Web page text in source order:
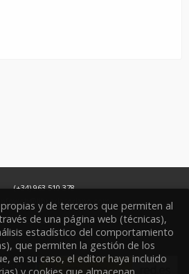
(+34) 963 510 378
infoweb@libreriasoriano.com
C/ Xàtiva 15
46002 Valencia España
y de terceros que permiten al
de una página web (técnicas),
estadístico del comportamiento
que permiten la gestión de los
en su caso, el editor haya incluido